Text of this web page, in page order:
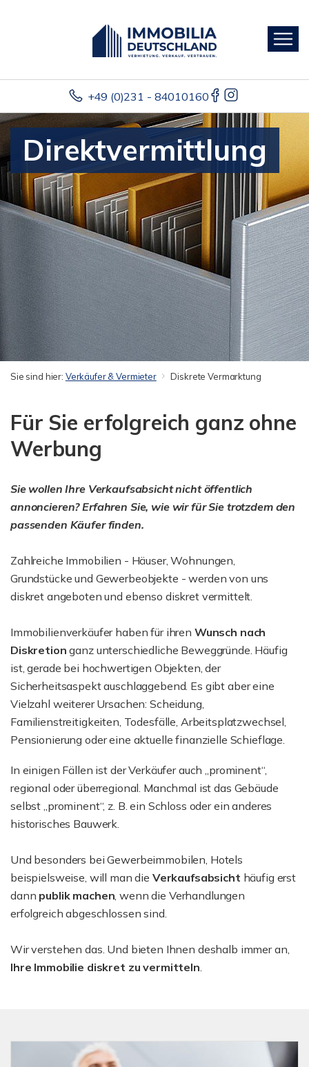
+49 (0)231 - 84010160
Direktvermittlung
Sie sind hier: Verkäufer & Vermieter Diskrete Vermarktung
Für Sie erfolgreich ganz ohne
Werbung
Sie wollen Ihre Verkaufsabsicht nicht öffentlich
annoncieren? Erfahren Sie, wie wir für Sie trotzdem den
passenden Käufer finden.
Zahlreiche Immobilien - Häuser, Wohnungen,
Grundstücke und Gewerbeobjekte - werden von uns
diskret angeboten und ebenso diskret vermittelt.
Immobilienverkäufer haben für ihren Wunsch nach
Diskretion ganz unterschiedliche Beweggründe. Häufig
ist, gerade bei hochwertigen Objekten, der
Sicherheitsaspekt auschlaggebend. Es gibt aber eine
Vielzahl weiterer Ursachen: Scheidung,
Familienstreitigkeiten, Todesfälle, Arbeitsplatzwechsel,
Pensionierung oder eine aktuelle finanzielle Schieflage.
In einigen Fällen ist der Verkäufer auch „prominent“,
regional oder überregional. Manchmal ist das Gebäude
selbst „prominent“, z. B. ein Schloss oder ein anderes
historisches Bauwerk.
Und besonders bei Gewerbeimmobilen, Hotels
beispielsweise, will man die Verkaufsabsicht häufig erst
dann publik machen, wenn die Verhandlungen
erfolgreich abgeschlossen sind.
Wir verstehen das. Und bieten Ihnen deshalb immer an,
Ihre Immobilie diskret zu vermitteln.